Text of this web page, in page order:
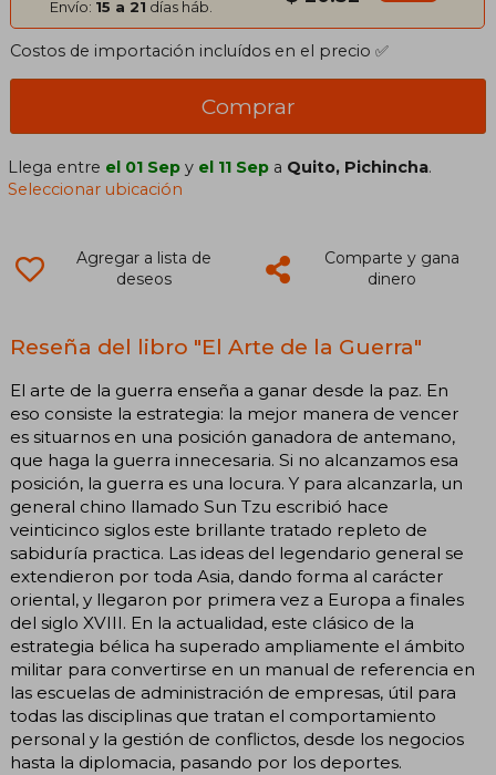
Envío: 15 a 21 días háb.
Costos de importación incluídos en el precio ✅
Comprar
Llega entre el 01 Sep y el 11 Sep a Quito, Pichincha.
Seleccionar ubicación
Agregar a lista de
deseos
Comparte y gana
dinero
Reseña del libro "El Arte de la Guerra"
El arte de la guerra enseña a ganar desde la paz. En
eso consiste la estrategia: la mejor manera de vencer
es situarnos en una posición ganadora de antemano,
que haga la guerra innecesaria. Si no alcanzamos esa
posición, la guerra es una locura. Y para alcanzarla, un
general chino llamado Sun Tzu escribió hace
veinticinco siglos este brillante tratado repleto de
sabiduría practica. Las ideas del legendario general se
extendieron por toda Asia, dando forma al carácter
oriental, y llegaron por primera vez a Europa a finales
del siglo XVIII. En la actualidad, este clásico de la
estrategia bélica ha superado ampliamente el ámbito
militar para convertirse en un manual de referencia en
las escuelas de administración de empresas, útil para
todas las disciplinas que tratan el comportamiento
personal y la gestión de conflictos, desde los negocios
hasta la diplomacia, pasando por los deportes.